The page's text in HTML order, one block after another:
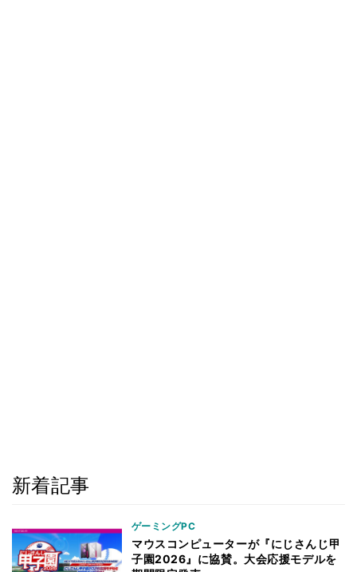
新着記事
ゲーミングPC
マウスコンピューターが『にじさんじ甲
子園2026』に協賛。大会応援モデルを